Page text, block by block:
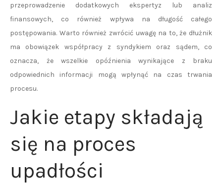
przeprowadzenie dodatkowych ekspertyz lub analiz
finansowych, co również wpływa na długość całego
postępowania. Warto również zwrócić uwagę na to, że dłużnik
ma obowiązek współpracy z syndykiem oraz sądem, co
oznacza, że wszelkie opóźnienia wynikające z braku
odpowiednich informacji mogą wpłynąć na czas trwania
procesu.
Jakie etapy składają
się na proces
upadłości